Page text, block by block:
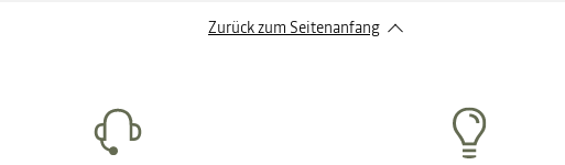
Zurück zum Seitenanfang